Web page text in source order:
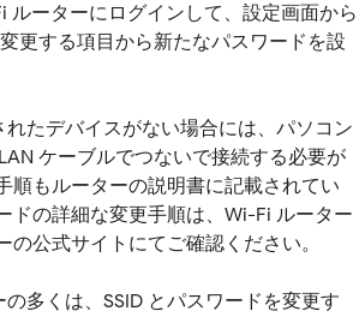
ルーターにログインして、設定画面から
更する項目から新たなパスワードを設
たデバイスがない場合には、パソコン
ケーブルでつないで接続する必要が
順もルーターの説明書に記載されてい
ドの詳細な変更手順は、Wi-Fi ルーター
の公式サイトにてご確認ください。
多くは、SSID とパスワードを変更す